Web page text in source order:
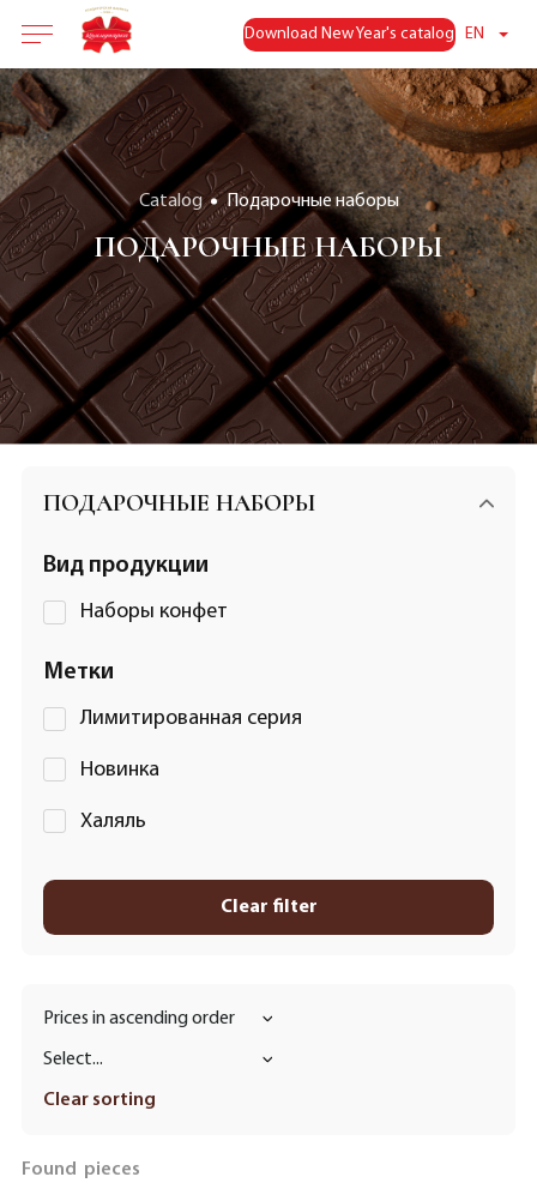
Download New Year's catalog EN
Catalog Подарочные наборы
ПОДАРОЧНЫЕ НАБОРЫ
ПОДАРОЧНЫЕ НАБОРЫ
Вид продукции
Наборы конфет
Метки
Лимитированная серия
Новинка
Халяль
Clear filter
Prices in ascending order
Select...
Clear sorting
Found pieces